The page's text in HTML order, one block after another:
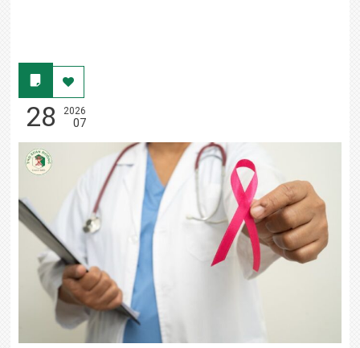
28 2026
07